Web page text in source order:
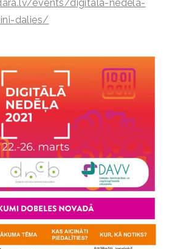
events/digitala-nedela-
dalies/